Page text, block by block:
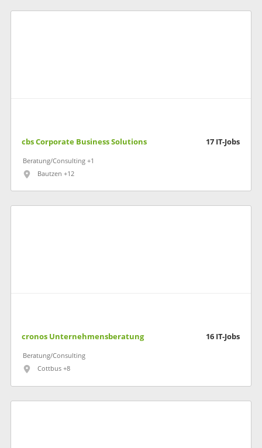
cbs Corporate Business Solutions 17 IT-Jobs
Beratung/Consulting +1
Bautzen +12
cronos Unternehmensberatung 16 IT-Jobs
Beratung/Consulting
Cottbus +8